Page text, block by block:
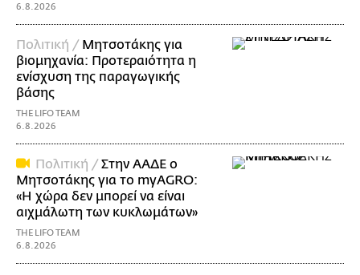
6.8.2026
Πολιτική / Μητσοτάκης για
βιομηχανία: Προτεραιότητα η
ενίσχυση της παραγωγικής
βάσης
THE LIFO TEAM
6.8.2026
Πολιτική /Στην ΑΑΔΕ ο
Μητσοτάκης για το myAGRO:
«Η χώρα δεν μπορεί να είναι
αιχμάλωτη των κυκλωμάτων»
THE LIFO TEAM
6.8.2026